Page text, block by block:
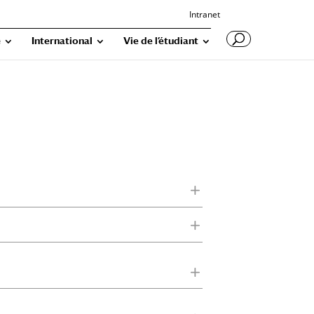
Intranet
International Vie de l’étudiant